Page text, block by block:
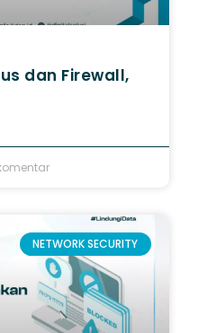
dan Firewall​,
NETWORK SECURITY